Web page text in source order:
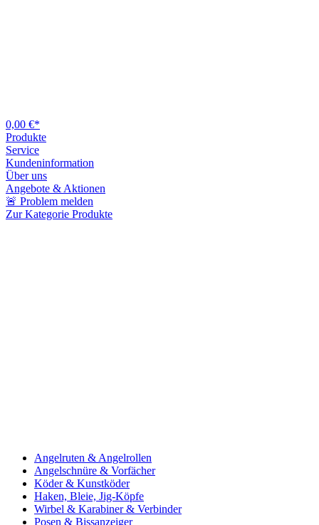
0,00 €*
Produkte
Service
Kundeninformation
Über uns
Angebote & Aktionen
🚨 Problem melden
Zur Kategorie Produkte
Angelruten & Angelrollen
Angelschnüre & Vorfächer
Köder & Kunstköder
Haken, Bleie, Jig-Köpfe
Wirbel & Karabiner & Verbinder
Posen & Bissanzeiger